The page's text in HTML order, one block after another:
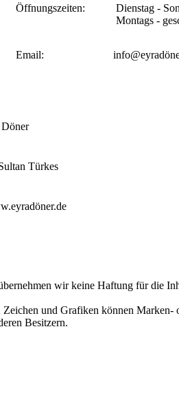
Öffnungszeiten:
Dienstag -
Montags -
Email:
Türkes
wir keine Haftung für die
und Grafiken können Marken-
Besitzern.